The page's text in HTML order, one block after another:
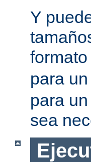
Y
formato
para
para
sea